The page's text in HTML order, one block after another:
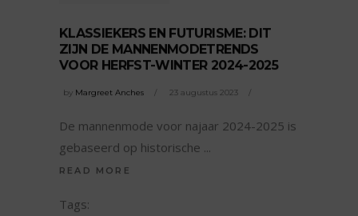
KLASSIEKERS EN FUTURISME: DIT
ZIJN DE MANNENMODETRENDS
VOOR HERFST-WINTER 2024-2025
by Margreet Anches 23 augustus 2023
De mannenmode voor najaar 2024-2025 is
gebaseerd op historische
READ MORE
Tags: